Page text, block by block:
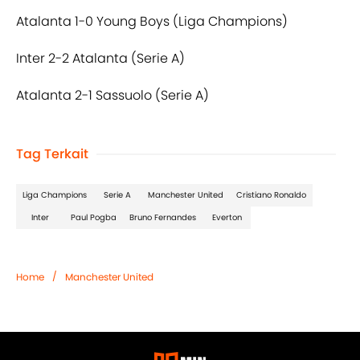
Atalanta 1-0 Young Boys (Liga Champions)
Inter 2-2 Atalanta (Serie A)
Atalanta 2-1 Sassuolo (Serie A)
Tag Terkait
Liga Champions Serie A Manchester United
Cristiano Ronaldo
Inter
Paul Pogba Bruno Fernandes Everton
Home / Manchester United